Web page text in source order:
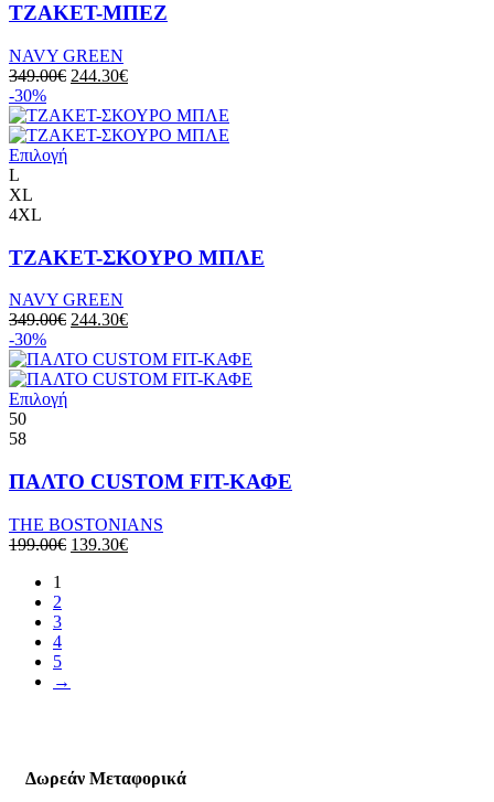
ΤΖΑΚΕΤ-ΜΠΕΖ
NAVY GREEN
349.00€ 244.30€
-30%
Επιλογή
L
XL
4XL
ΤΖΑΚΕΤ-ΣΚΟΥΡΟ ΜΠΛΕ
NAVY GREEN
349.00€ 244.30€
-30%
Επιλογή
50
58
ΠΑΛΤΟ CUSTOM FIT-ΚΑΦΕ
THE BOSTONIANS
199.00€ 139.30€
1
2
3
4
5
→
Δωρεάν Μεταφορικά